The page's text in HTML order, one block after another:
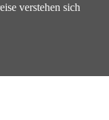
verstehen sich